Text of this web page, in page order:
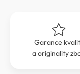
Garance
a originality